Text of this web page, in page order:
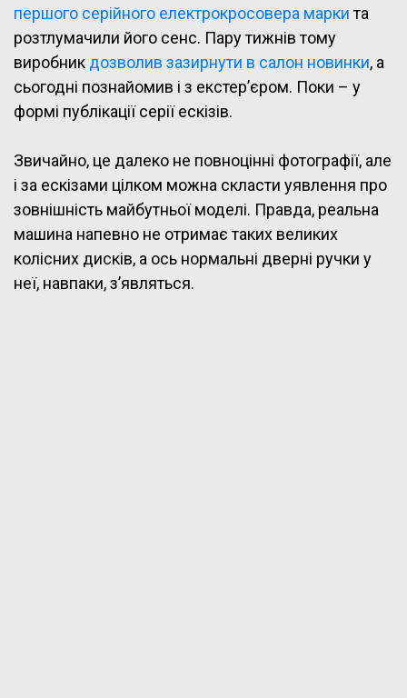
першого серійного електрокросовера маркита
розтлумачили його сенс. Пару тижнів тому
виробник дозволив зазирнути в салон новинки, а
сьогодні познайомив і з екстер’єром. Поки – у
формі публікації серії ескізів.
Звичайно, це далеко не повноцінні фотографії, але
і за ескізами цілком можна скласти уявлення про
зовнішність майбутньої моделі. Правда, реальна
машина напевно не отримає таких великих
колісних дисків, а ось нормальні дверні ручки у
неї, навпаки, з’являться.